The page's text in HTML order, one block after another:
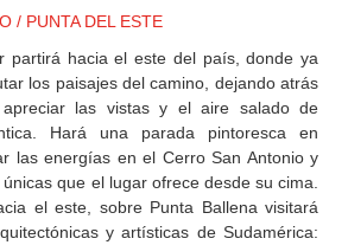
/ PUNTA DEL ESTE
partirá hacia el este del país, donde ya
los paisajes del camino, dejando atrás
apreciar las vistas y el aire salado de
Hará una parada pintoresca en
las energías en el Cerro San Antonio y
que el lugar ofrece desde su cima.
el este, sobre Punta Ballena visitará
y artísticas de Sudamérica: